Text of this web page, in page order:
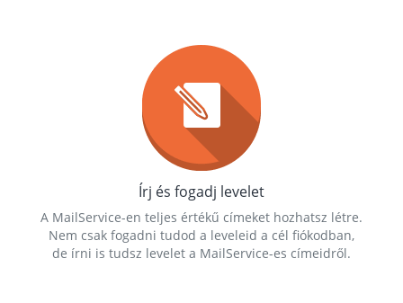
Írj és fogadj levelet
A MailService-en teljes értékű címeket hozhatsz létre.
Nem csak fogadni tudod a leveleid a cél fiókodban,
de írni is tudsz levelet a MailService-es címeidről.